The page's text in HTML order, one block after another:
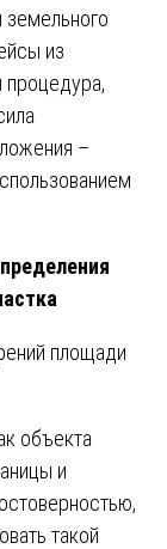
из
процедура,
–
площади
объекта
и
такой